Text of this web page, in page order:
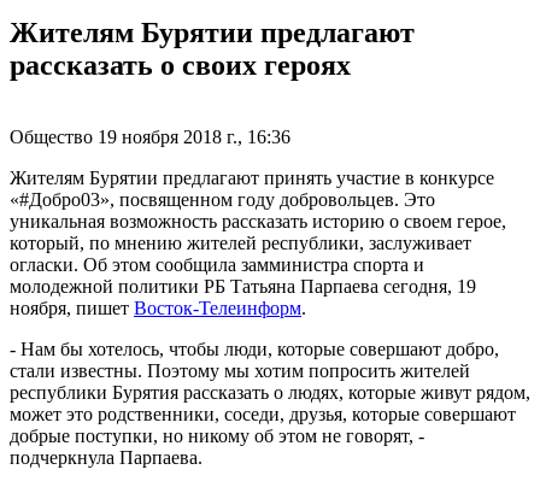
Жителям Бурятии предлагают
рассказать о своих героях
Общество 19 ноября 2018 г., 16:36
Жителям Бурятии предлагают принять участие в конкурсе
«#Добро03», посвященном году добровольцев. Это
уникальная возможность рассказать историю о своем герое,
который, по мнению жителей республики, заслуживает
огласки. Об этом сообщила замминистра спорта и
молодежной политики РБ Татьяна Парпаева сегодня, 19
ноября, пишет Восток-Телеинформ.
- Нам бы хотелось, чтобы люди, которые совершают добро,
стали известны. Поэтому мы хотим попросить жителей
республики Бурятия рассказать о людях, которые живут рядом,
может это родственники, соседи, друзья, которые совершают
добрые поступки, но никому об этом не говорят, -
подчеркнула Парпаева.